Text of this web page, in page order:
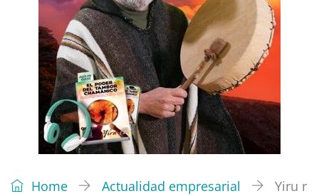
Home Actualidad empresarial
Yiru r